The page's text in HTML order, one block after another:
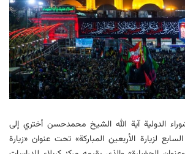
الدولية آية الله الشيخ محمدحسن أختري إلى
لزيارة الأربعين المباركة» تحت عنوان «زيارة